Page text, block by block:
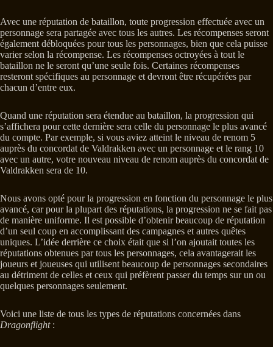
Avec une réputation de bataillon, toute progression effectuée avec un
personnage sera partagée avec tous les autres. Les récompenses seront
également débloquées pour tous les personnages, bien que cela puisse
varier selon la récompense. Les récompenses octroyées à tout le
bataillon ne le seront qu’une seule fois. Certaines récompenses
resteront spécifiques au personnage et devront être récupérées par
chacun d’entre eux.
Quand une réputation sera étendue au bataillon, la progression qui
s’affichera pour cette dernière sera celle du personnage le plus avancé
du compte. Par exemple, si vous aviez atteint le niveau de renom 5
auprès du concordat de Valdrakken avec un personnage et le rang 10
avec un autre, votre nouveau niveau de renom auprès du concordat de
Valdrakken sera de 10.
Nous avons opté pour la progression en fonction du personnage le plus
avancé, car pour la plupart des réputations, la progression ne se fait pas
de manière uniforme. Il est possible d’obtenir beaucoup de réputation
d’un seul coup en accomplissant des campagnes et autres quêtes
uniques. L’idée derrière ce choix était que si l’on ajoutait toutes les
réputations obtenues par tous les personnages, cela avantagerait les
joueurs et joueuses qui utilisent beaucoup de personnages secondaires
au détriment de celles et ceux qui préfèrent passer du temps sur un ou
quelques personnages seulement.
Voici une liste de tous les types de réputations concernées dans
Dragonflight: